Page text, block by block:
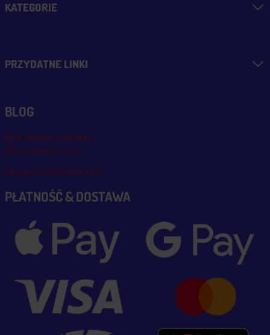
KATEGORIE
PRZYDATNE LINKI
BLOG
Blog, nowości, artykuły
Blog msalamon.pl →
Partnerzy MSALAMON.PL
PŁATNOŚĆ & DOSTAWA